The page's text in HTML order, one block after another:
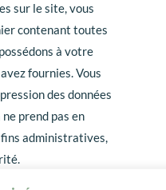
sur le site, vous
contenant toutes
à votre
fournies. Vous
des données
prend pas en
fins administratives,